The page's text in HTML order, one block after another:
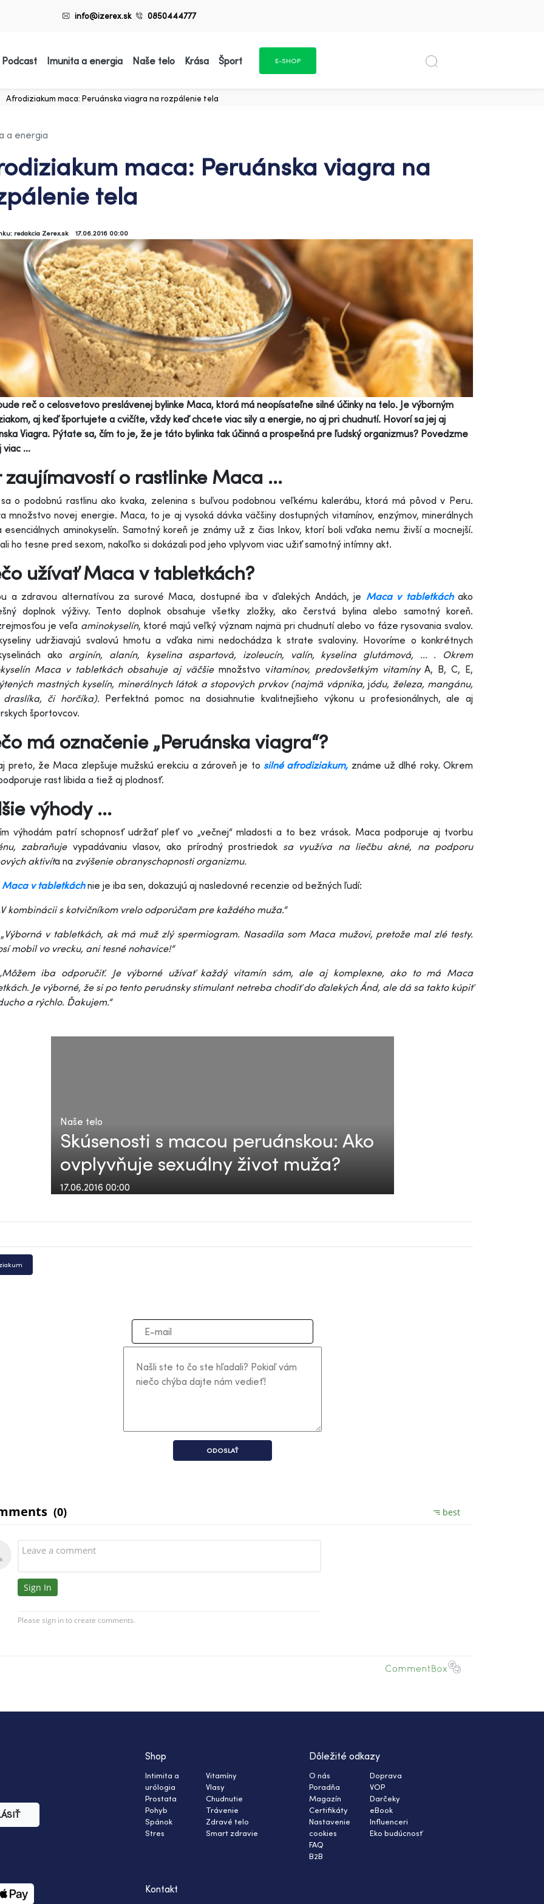
info@izerex.sk 0850444777
Imunita a energia Naše telo Krása Šport E-SHOP
Afrodiziakum maca: Peruánska viagra na rozpálenie tela
a energia
maca: Peruánska viagra na
tela
redakcia Zerex.sk 17.06.2016 00:00
reč o celosvetovo preslávenej bylinke Maca, ktorá má neopísateľne silné účinky na telo. Je výborným
aj keď športujete a cvičíte, vždy keď chcete viac sily a energie, no aj pri chudnutí. Hovorí sa jej aj
Viagra. Pýtate sa, čím to je, že je táto bylinka tak účinná a prospešná pre ľudský organizmus? Povedzme
viac ...
zaujímavostí o rastlinke Maca ...
sa o podobnú rastlinu ako kvaka, zelenina s buľvou podobnou veľkému kalerábu, ktorá má pôvod v Peru.
množstvo novej energie. Maca, to je aj vysoká dávka väčšiny dostupných vitamínov, enzýmov, minerálnych
esenciálnych aminokyselín. Samotný koreň je známy už z čias Inkov, ktorí boli vďaka nemu živší a mocnejší.
ho tesne pred sexom, nakoľko si dokázali pod jeho vplyvom viac užiť samotný intímny akt.
užívať Maca v tabletkách?
a zdravou alternatívou za surové Maca, dostupné iba v ďalekých Andách, je Maca v tabletkáchako
doplnok výživy. Tento doplnok obsahuje všetky zložky, ako čerstvá bylina alebo samotný koreň.
je veľa aminokyselín, ktoré majú veľký význam najmä pri chudnutí alebo vo fáze rysovania svalov.
udržiavajú svalovú hmotu a vďaka nimi nedochádza k strate svaloviny. Hovoríme o konkrétnych
ako arginín, alanín, kyselina aspartová, izoleucín, valín, kyselina glutámová, ... . Okrem
Maca v tabletkách obsahuje aj väčšie množstvo vitamínov, predovšetkým vitamínyA, B, C, E,
mastných kyselín, minerálnych látok a stopových prvkov (najmä vápnika, jódu, železa, mangánu,
draslíka, či horčíka). Perfektná pomoc na dosiahnutie kvalitnejšieho výkonu u profesionálnych, ale aj
športovcov.
má označenie „Peruánska viagra“?
preto, že Maca zlepšuje mužskú erekciu a zároveň je to silné afrodiziakum, známe už dlhé roky. Okrem
rast libida a tiež aj plodnosť.
výhody ...
výhodám patrí schopnosť udržať pleť vo „večnej“ mladosti a to bez vrások. Maca podporuje aj tvorbu
zabraňuje vypadávaniu vlasov, ako prírodný prostriedok sa využíva na liečbu akné, na podporu
aktivíta na zvýšenie obranyschopnosti organizmu.
Maca v tabletkáchnie je iba sen, dokazujú aj nasledovné recenzie od bežných ľudí:
kombinácii s kotvičníkom vrelo odporúčam pre každého muža.“
Výborná v tabletkách, ak má muž zlý spermiogram. Nasadila som Maca mužovi, pretože mal zlé testy.
mobil vo vrecku, ani tesné nohavice!“
iba odporučiť. Je výborné užívať každý vitamín sám, ale aj komplexne, ako to má Maca
Je výborné, že si po tento peruánsky stimulant netreba chodiť do ďalekých Ánd, ale dá sa takto kúpiť
a rýchlo. Ďakujem.“
Naše telo
Skúsenosti s macou peruánskou: Ako
ovplyvňuje sexuálny život muža?
17.06.2016 00:00
ODOSLAŤ
Shop
Intimita a
urólogia
Prostata
Pohyb
Spánok
Stres
Vitamíny
Vlasy
Chudnutie
Trávenie
Zdravé telo
Smart zdravie
Dôležité odkazy
O nás
Poradňa
Magazín
Certifikáty
Nastavenie
cookies
FAQ
B2B
Doprava
VOP
Darčeky
eBook
Influenceri
Eko budúcnosť
Kontakt